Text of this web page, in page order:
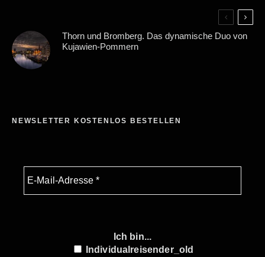
Thorn und Bromberg. Das dynamische Duo von
Kujawien-Pommern
NEWSLETTER KOSTENLOS BESTELLEN
Ich bin...
Individualreisender_old